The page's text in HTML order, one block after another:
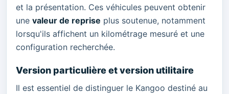
et la présentation. Ces véhicules peuvent obtenir
une valeur de reprise plus soutenue, notamment
lorsqu'ils affichent un kilométrage mesuré et une
configuration recherchée.
Version particulière et version utilitaire
Il est essentiel de distinguer le Kangoo destiné au